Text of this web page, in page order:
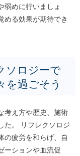
弱めに行いましょ
める効果が期待でき
ソロジーで
を過ごそう
考え方や歴史、施術
た。 リフレクソロジ
の疲労を和らげ、自
ーションや血流促